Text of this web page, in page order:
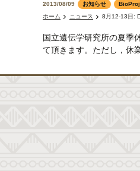
2013/08/09 お知らせ
ホーム
ニュース 8月12-13日:
国立遺伝学研究所の夏季
て頂きます。ただし，休